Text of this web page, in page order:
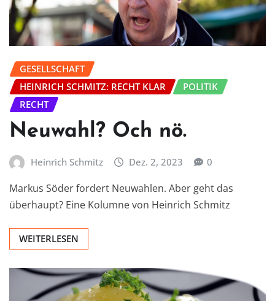
GESELLSCHAFT
HEINRICH SCHMITZ: RECHT KLAR
POLITIK
RECHT
Neuwahl? Och nö.
Heinrich Schmitz Dez. 2, 2023 0
Markus Söder fordert Neuwahlen. Aber geht das
überhaupt? Eine Kolumne von Heinrich Schmitz
WEITERLESEN